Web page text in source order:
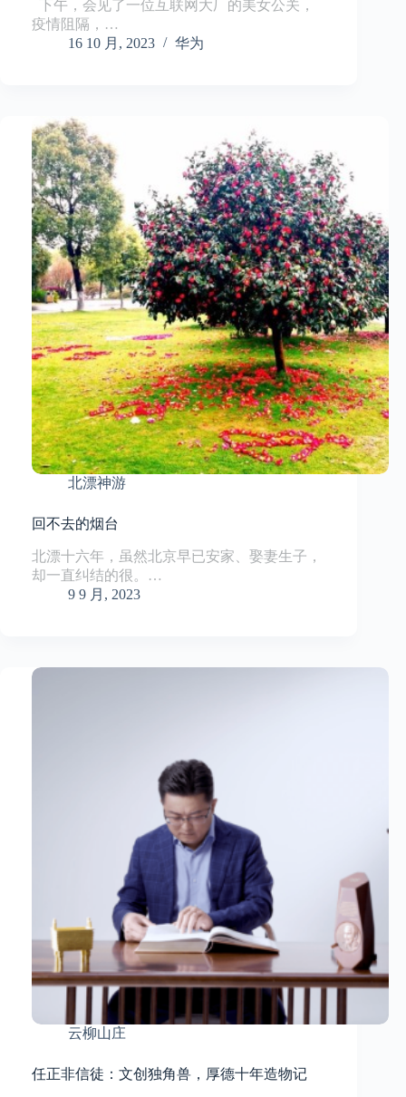
下午，会见了一位互联网大厂的美女公关，
疫情阻隔，…
16 10 月, 2023
华为
北漂神游
回不去的烟台
北漂十六年，虽然北京早已安家、娶妻生子，
却一直纠结的很。…
9 9 月, 2023
云柳山庄
任正非信徒：文创独角兽，厚德十年造物记